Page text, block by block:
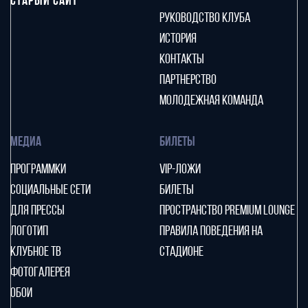
РУКОВОДСТВО КЛУБА
ИСТОРИЯ
КОНТАКТЫ
ПАРТНЕРСТВО
МОЛОДЕЖНАЯ КОМАНДА
МЕДИА
ПРОГРАММКИ
СОЦИАЛЬНЫЕ СЕТИ
ДЛЯ ПРЕССЫ
ЛОГОТИП
КЛУБНОЕ ТВ
ФОТОГАЛЕРЕЯ
ОБОИ
БИЛЕТЫ
VIP-ЛОЖИ
БИЛЕТЫ
ПРОСТРАНСТВО PREMIUM LOUNGE
ПРАВИЛА ПОВЕДЕНИЯ НА
СТАДИОНЕ